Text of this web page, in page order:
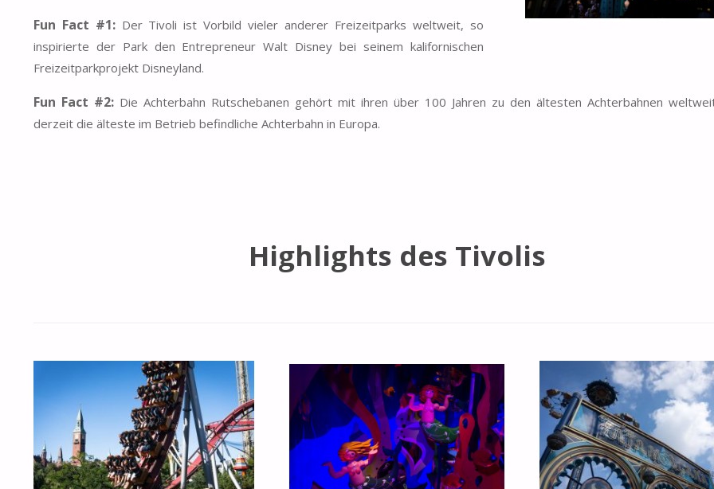
Fun Fact #1:Der Tivoli ist Vorbild vieler anderer Freizeitparks weltweit, so
inspirierte der Park den Entrepreneur Walt Disney bei seinem kalifornischen
Freizeitparkprojekt Disneyland.
Fun Fact #2:Die Achterbahn Rutschebanen gehört mit ihren über 100 Jahren zu den ältesten Achterbahnen
derzeit die älteste im Betrieb befindliche Achterbahn in Europa.
Highlights des Tivolis